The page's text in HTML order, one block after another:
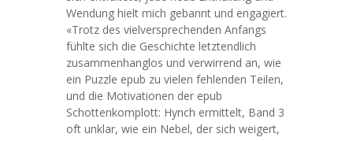
Wendung hielt mich gebannt und engagiert.
«Trotz des vielversprechenden Anfangs
fühlte sich die Geschichte letztendlich
zusammenhanglos und verwirrend an, wie
ein Puzzle epub zu vielen fehlenden Teilen,
und die Motivationen der epub
Schottenkomplott: Hynch ermittelt, Band 3
oft unklar, wie ein Nebel, der sich weigert,